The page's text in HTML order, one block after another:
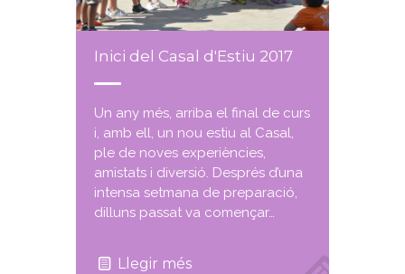
Inici del Casal d'Estiu 2017
Un any més, arriba el final de curs
i, amb ell, un nou estiu al Casal,
ple de noves experiències,
amistats i diversió. Després d’una
intensa setmana de preparació,
dilluns passat va començar…
Llegir més